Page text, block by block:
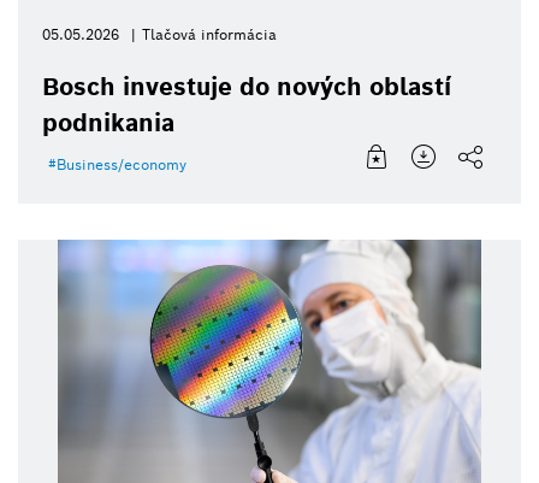
05.05.2026 Tlačová informácia
Bosch investuje do nových oblastí
podnikania
Business/economy